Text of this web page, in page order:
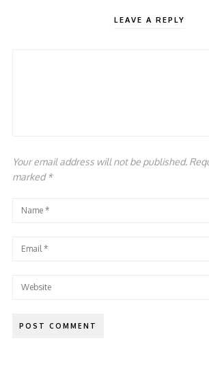
LEAVE A REPLY
Your email address will not be published.
marked*